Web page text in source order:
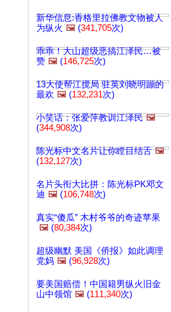
新华信息:香格里拉佛教文物被人
为纵火 🖼️ (341,705次)
乖乖！大山超级恶搞江泽民…被
赞 🖼️ (146,725次)
13大使帮江搅局 驻英刘晓明蹦的
最欢 🖼️ (132,231次)
小笑话：张爱萍教训江泽民 🖼️
(344,908次)
陈光标中文名片让你瞠目结舌 🖼️
(132,127次)
名片头衔大比拼：陈光标PK邓文
迪 🖼️ (106,748次)
真实“傻瓜” 木村爷爷的奇迹苹果
🖼️ (80,384次)
超级幽默 美国《侨报》如此调理
党妈 🖼️ (96,928次)
要美国赔偿！中国籍男纵火旧金
山中领馆 🖼️ (111,340次)